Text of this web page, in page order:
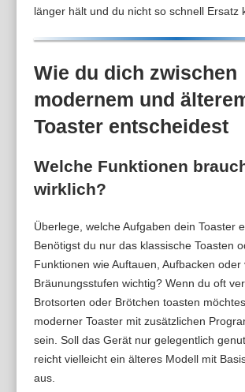
länger hält und du nicht so schnell Ersatz
Wie du dich zwischen
modernem und
Toaster entscheidest
Welche Funktionen
wirklich?
Überlege, welche Aufgaben dein Toaster
Benötigst du nur das klassische Toasten
Funktionen wie Auftauen, Aufbacken oder
Bräunungsstufen wichtig? Wenn du oft
Brotsorten oder Brötchen toasten
moderner Toaster mit zusätzlichen
sein. Soll das Gerät nur gelegentlich
reicht vielleicht ein älteres Modell mit
aus.